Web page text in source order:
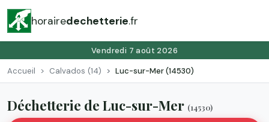
horairedechetterie.fr
Vendredi 7 août 2026
Accueil Calvados (14) Luc-sur-Mer (14530)
Déchetterie de Luc-sur-Mer (14530)